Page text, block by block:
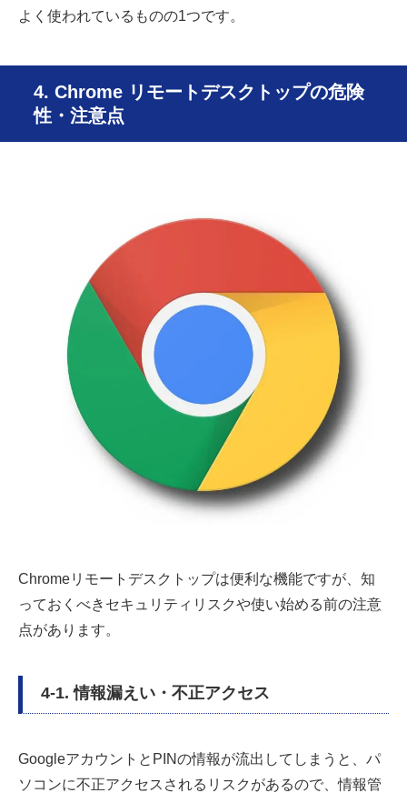
よく使われているものの1つです。
4. Chrome リモートデスクトップの危険
性・注意点
Chromeリモートデスクトップは便利な機能ですが、知
っておくべきセキュリティリスクや使い始める前の注意
点があります。
4-1. 情報漏えい・不正アクセス
GoogleアカウントとPINの情報が流出してしまうと、パ
ソコンに不正アクセスされるリスクがあるので、情報管